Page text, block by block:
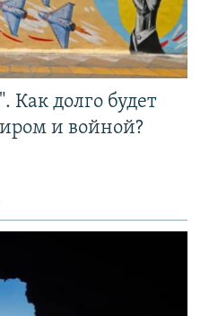
Как долго будет
и войной?